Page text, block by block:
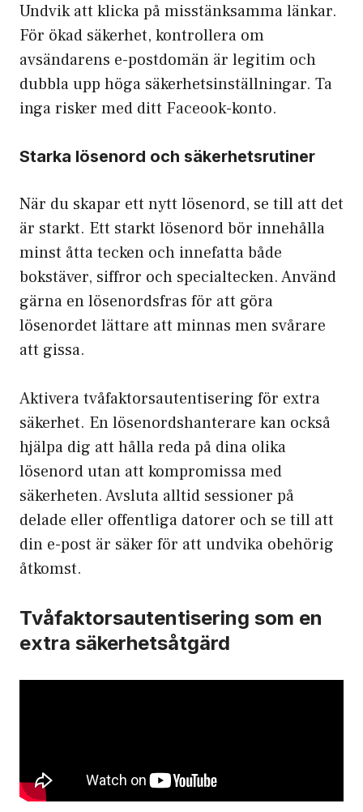
Undvik att klicka på misstänksamma länkar.
För ökad säkerhet, kontrollera om
avsändarens e-postdomän är legitim och
dubbla upp höga säkerhetsinställningar. Ta
inga risker med ditt Faceook-konto.
Starka lösenord och säkerhetsrutiner
När du skapar ett nytt lösenord, se till att det
är starkt. Ett starkt lösenord bör innehålla
minst åtta tecken och innefatta både
bokstäver, siffror och specialtecken. Använd
gärna en lösenordsfras för att göra
lösenordet lättare att minnas men svårare
att gissa.
Aktivera tvåfaktorsautentisering för extra
säkerhet. En lösenordshanterare kan också
hjälpa dig att hålla reda på dina olika
lösenord utan att kompromissa med
säkerheten. Avsluta alltid sessioner på
delade eller offentliga datorer och se till att
din e-post är säker för att undvika obehörig
åtkomst.
Tvåfaktorsautentisering som en
extra säkerhetsåtgärd